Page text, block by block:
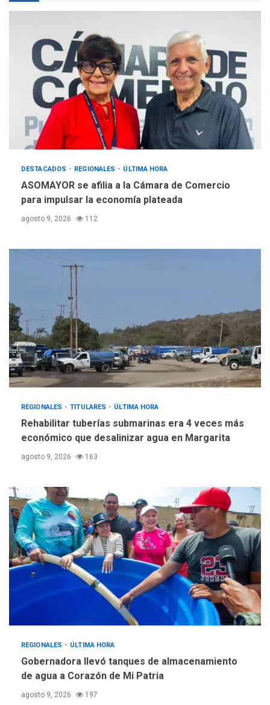
4
Alcaldía de Maneiro sigue
con plan de contingencia
5
OPINIÓN ÚLTIMA HORA
Pesadilla hídrica, por
Manuel Avila
DESTACADOS REGIONALES ÚLTIMA HORA
ASOMAYOR se afilia a la Cámara de Comercio
para impulsar la economía plateada
agosto 9, 2026 112
REGIONALES TITULARES ÚLTIMA HORA
Rehabilitar tuberías submarinas era 4 veces más
económico que desalinizar agua en Margarita
agosto 9, 2026 163
REGIONALES ÚLTIMA HORA
Gobernadora llevó tanques de almacenamiento
de agua a Corazón de Mi Patria
agosto 9, 2026 197